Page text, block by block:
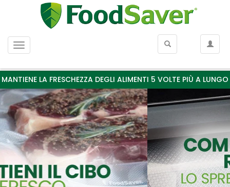
Menu
MANTIENE LA FRESCHEZZA DEGLI ALIMENTI 5 VOLTE PIÙ A LUNGO